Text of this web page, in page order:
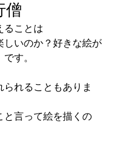
僧
ることは
しいのか？好きな絵が
す。
られることもありま
と言って絵を描くの